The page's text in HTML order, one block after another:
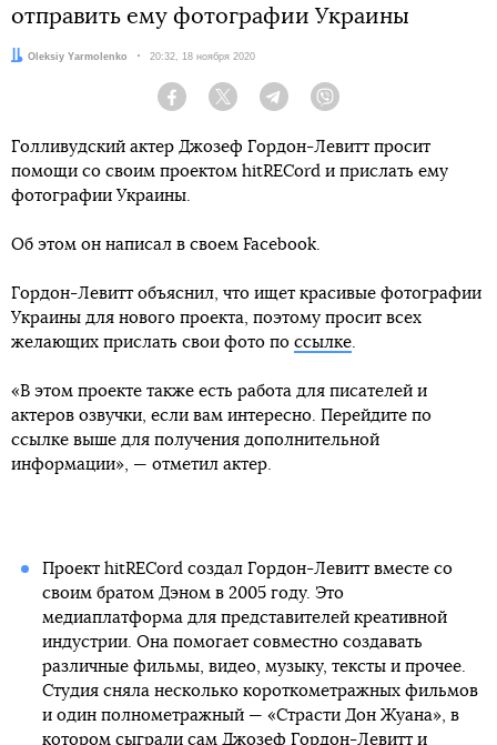
отправить ему фотографии Украины
Автор:
Oleksiy Yarmolenko Дата:
20:32, 18 ноября 2020
Facebook Twitter Telegram
Голливудский актер Джозеф Гордон-Левитт просит
помощи со своим проектом hitRECord и прислать ему
фотографии Украины.
Об этом он написал в своем Facebook.
Гордон-Левитт объяснил, что ищет красивые фотографии
Украины для нового проекта, поэтому просит всех
желающих прислать свои фото по ссылке
«В этом проекте также есть работа для писателей и
актеров озвучки, если вам интересно. Перейдите по
ссылке выше для получения дополнительной
информации», — отметил актер.
Проект hitRECord создал Гордон-Левитт вместе со
своим братом Дэном в 2005 году. Это
медиаплатформа для представителей креативной
индустрии. Она помогает совместно создавать
различные фильмы, видео, музыку, тексты и прочее.
Студия сняла несколько короткометражных фильмов
и один полнометражный — «Страсти Дон Жуана», в
котором сыграли сам Джозеф Гордон-Левитт и